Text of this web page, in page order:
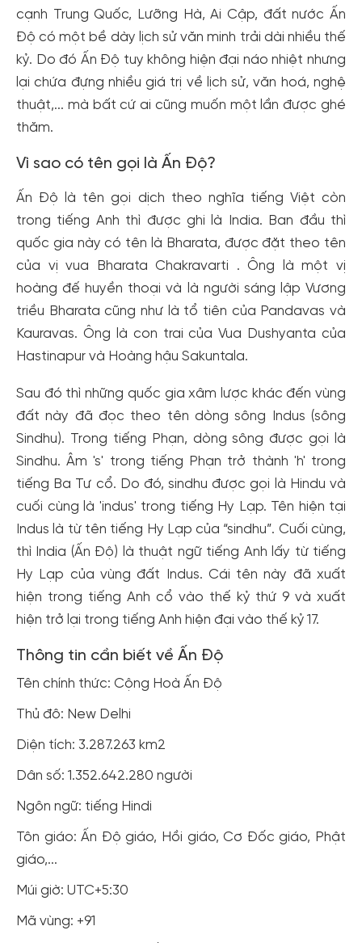
cạnh Trung Quốc, Lưỡng Hà, Ai Cập, đất nước Ấn
Độ có một bề dày lịch sử văn minh trải dài nhiều thế
kỷ. Do đó Ấn Độ tuy không hiện đại náo nhiệt nhưng
lại chứa đựng nhiều giá trị về lịch sử, văn hoá, nghệ
thuật,... mà bất cứ ai cũng muốn một lần được ghé
thăm.
Vì sao có tên gọi là Ấn Độ?
Ấn Độ là tên gọi dịch theo nghĩa tiếng Việt còn
trong tiếng Anh thì được ghi là India. Ban đầu thì
quốc gia này có tên là Bharata, được đặt theo tên
của vị vua Bharata Chakravarti . Ông là một vị
hoàng đế huyền thoại và là người sáng lập Vương
triều Bharata cũng như là tổ tiên của Pandavas và
Kauravas. Ông là con trai của Vua Dushyanta của
Hastinapur và Hoàng hậu Sakuntala.
Sau đó thì những quốc gia xâm lược khác đến vùng
đất này đã đọc theo tên dòng sông Indus (sông
Sindhu). Trong tiếng Phạn, dòng sông được gọi là
Sindhu. Âm 's' trong tiếng Phạn trở thành 'h' trong
tiếng Ba Tư cổ. Do đó, sindhu được gọi là Hindu và
cuối cùng là 'indus' trong tiếng Hy Lạp. Tên hiện tại
Indus là từ tên tiếng Hy Lạp của “sindhu”. Cuối cùng,
thì India (Ấn Độ) là thuật ngữ tiếng Anh lấy từ tiếng
Hy Lạp của vùng đất Indus. Cái tên này đã xuất
hiện trong tiếng Anh cổ vào thế kỷ thứ 9 và xuất
hiện trở lại trong tiếng Anh hiện đại vào thế kỷ 17.
Thông tin cần biết về Ấn Độ
Tên chính thức: Cộng Hoà Ấn Độ
Thủ đô: New Delhi
Diện tích: 3.287.263 km2
Dân số: 1.352.642.280 người
Ngôn ngữ: tiếng Hindi
Tôn giáo: Ấn Độ giáo, Hồi giáo, Cơ Đốc giáo, Phật
giáo,...
Múi giờ: UTC+5:30
Mã vùng: +91